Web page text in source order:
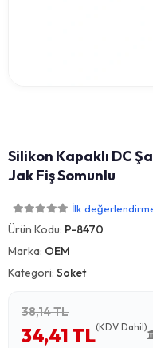
Silikon Kapaklı DC
Jak Fiş Somunlu
İlk
Ürün Kodu: P-8470
Marka: OEM
Kategori: Soket
38,14 TL
34,41 TL(KDV Dahil)